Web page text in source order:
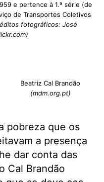
e pertence à 1.ª série (de
de Transportes Coletivos
fotográficos: José
Beatriz Cal Brandão
(mdm.org.pt)
pobreza que os
a presença
dar conta das
Cal Brandão